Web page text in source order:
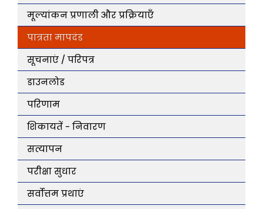
मूल्यांकन प्रणाली और प्रक्रियाएँ
पात्रता मापदंड
सूचनाएं / परिपत्र
डाउनलोड
परिणाम
शिकायतें - निवारण
सत्यापन
परीक्षा सुधार
सर्वोत्तम प्रथाएं